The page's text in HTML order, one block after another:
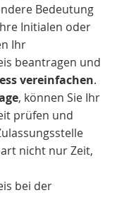
Bedeutung
Initialen oder
Ihr
beantragen und
vereinfachen.
, können Sie Ihr
prüfen und
nicht nur Zeit,
bei der